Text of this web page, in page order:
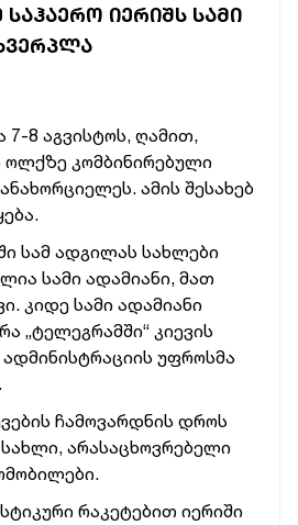
ᲘᲔᲠᲘᲨᲡ ᲡᲐᲛᲘ
7-8 აგვისტოს, ღამით,
ოლქზე კომბინირებული
ამის შესახებ
სამ ადგილას სახლები
სამი ადამიანი, მათ
კიდე სამი ადამიანი
„ტელეგრამში“ კიევის
უფროსმა
ჩამოვარდნის დროს
არასაცხოვრებელი
რაკეტებით იერიში